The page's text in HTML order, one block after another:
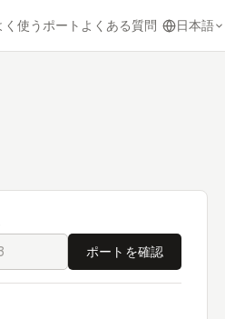
く使うポート よくある質問 日本語
ポートを確認